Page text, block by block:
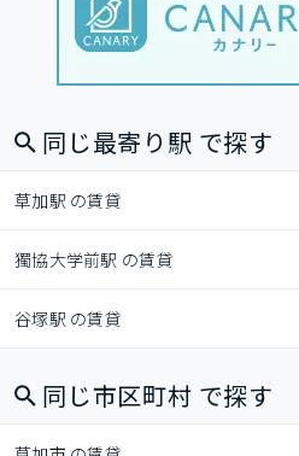
同じ最寄り駅 で探す
草加駅 の賃貸
獨協大学前駅 の賃貸
谷塚駅 の賃貸
同じ市区町村 で探す